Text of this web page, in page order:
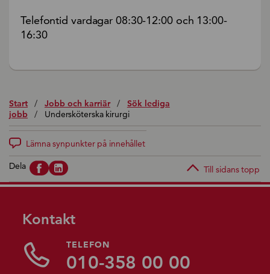
Telefontid vardagar 08:30-12:00 och 13:00-
16:30
Start / Jobb och karriär /
Sök lediga
jobb
/ Undersköterska kirurgi
Lämna synpunkter på innehållet
Dela Till sidans topp
Kontakt
TELEFON
010-358 00 00